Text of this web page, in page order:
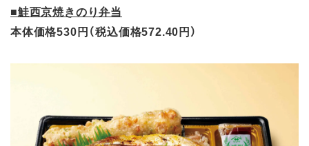
■鮭西京焼きのり弁当
本体価格530円（税込価格572.40円）